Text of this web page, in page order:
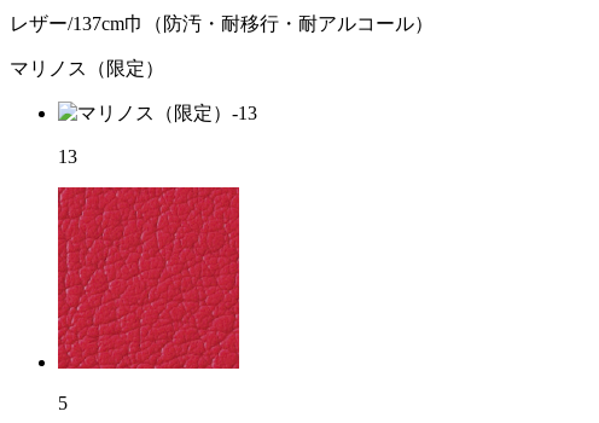
レザー/137cm巾（防汚・耐移行・耐アルコール）
マリノス（限定）
13
5